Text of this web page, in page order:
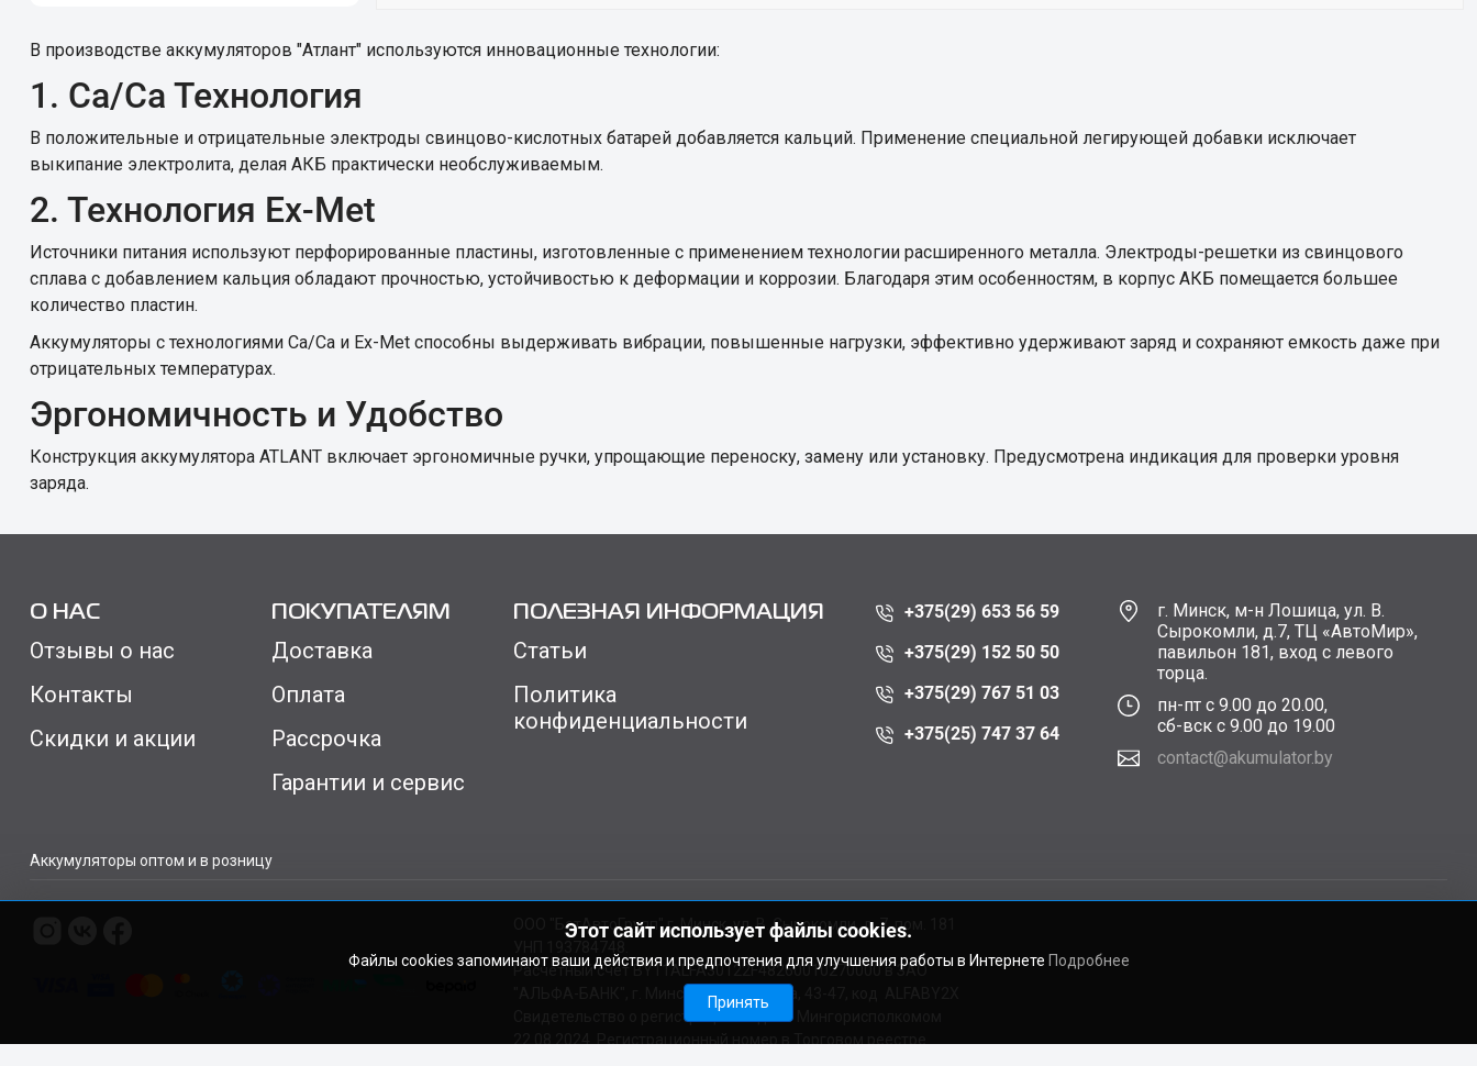
В производстве аккумуляторов "Атлант" используются инновационные технологии:
1. Са/Са Технология
В положительные и отрицательные электроды свинцово-кислотных батарей добавляется кальций. Применение специальной легирующей добавки исключает
выкипание электролита, делая АКБ практически необслуживаемым.
2. Технология Ex-Met
Источники питания используют перфорированные пластины, изготовленные с применением технологии расширенного металла. Электроды-решетки из свинцового
сплава с добавлением кальция обладают прочностью, устойчивостью к деформации и коррозии. Благодаря этим особенностям, в корпус АКБ помещается большее
количество пластин.
Аккумуляторы с технологиями Са/Са и Ex-Met способны выдерживать вибрации, повышенные нагрузки, эффективно удерживают заряд и сохраняют емкость даже при
отрицательных температурах.
Эргономичность и Удобство
Конструкция аккумулятора ATLANT включает эргономичные ручки, упрощающие переноску, замену или установку. Предусмотрена индикация для проверки уровня
заряда.
О НАС
Отзывы о нас
Контакты
Скидки и акции
ПОКУПАТЕЛЯМ
Доставка
Оплата
Рассрочка
Гарантии и сервис
ПОЛЕЗНАЯ ИНФОРМАЦИЯ
Статьи
Политика
конфиденциальности
+375(29) 653 56 59
+375(29) 152 50 50
+375(29) 767 51 03
+375(25) 747 37 64
г. Минск, м-н Лошица, ул. В.
Сырокомли, д.7, ТЦ «АвтоМир»,
павильон 181, вход с левого
торца.
пн-пт с 9.00 до 20.00,
сб-вск с 9.00 до 19.00
contact@akumulator.by
Аккумуляторы оптом и в розницу
ООО "БатАвтоГрупп" г. Минск, ул. В. Сырокомли, д. 7, пом. 181
Расчетный счет BY11ALFA30122F48260010270000 в ЗАО
"АЛЬФА-БАНК", г. Минск, ул. Сурганова, 43-47, код ALFABY2X
Свидетельство о регистрации выдано Мингорисполкомом
Этот сайт использует файлы cookies.
Файлы cookies запоминают ваши действия и предпочтения для улучшения работы в Интернете Подробнее
Принять